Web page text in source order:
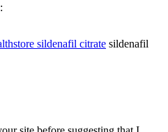
:
sildenafil citrate sildenafil